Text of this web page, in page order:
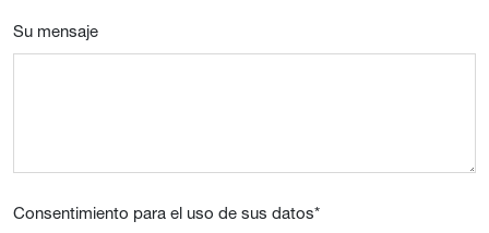
Su mensaje
Consentimiento para el uso de sus datos*